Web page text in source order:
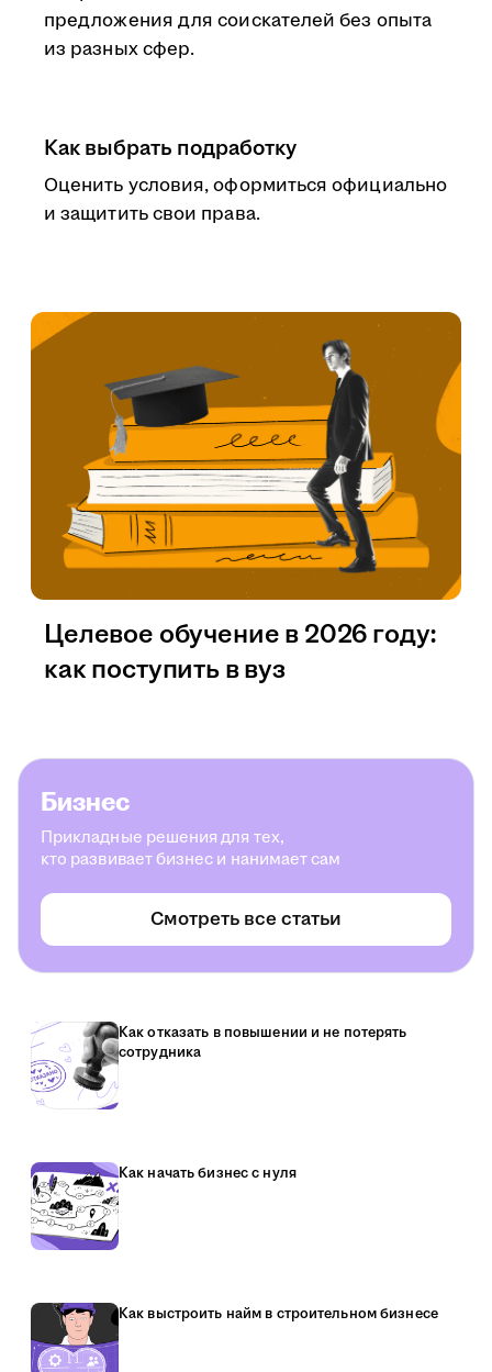
предложения для соискателей без опыта
из разных сфер.
Как выбрать подработку
Оценить условия, оформиться официально
и защитить свои права.
Целевое обучение в 2026 году:
как поступить в вуз
Бизнес
Прикладные решения для тех,
кто развивает бизнес и нанимает сам
Смотреть все статьи
Как отказать в повышении и не потерять
сотрудника
Как начать бизнес с нуля
Как выстроить найм в строительном бизнесе